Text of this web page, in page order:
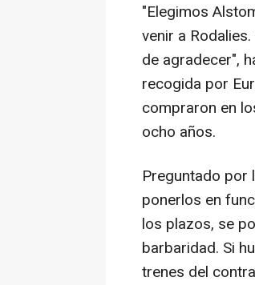
"Elegimos
venir a
de agradecer",
recogida por
compraron en
ocho años.
Preguntado por
ponerlos en
los plazos, se
barbaridad. Si
trenes del